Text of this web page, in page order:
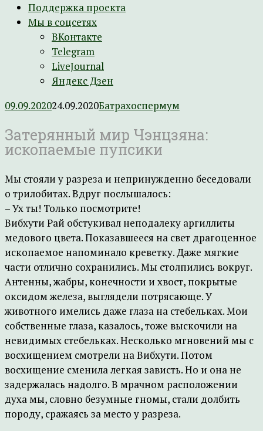
Поддержка проекта
Мы в соцсетях
ВКонтакте
Telegram
LiveJournal
Яндекс Дзен
09.09.202024.09.2020Батрахоспермум
Затерянный мир Чэнцзяна:
ископаемые пупсики
Мы стояли у разреза и непринужденно беседовали
о трилобитах. Вдруг послышалось:
– Ух ты! Только посмотрите!
Вибхути Рай обстукивал неподалеку аргиллиты
медового цвета. Показавшееся на свет драгоценное
ископаемое напоминало креветку. Даже мягкие
части отлично сохранились. Мы столпились вокруг.
Антенны, жабры, конечности и хвост, покрытые
оксидом железа, выглядели потрясающе. У
животного имелись даже глаза на стебельках. Мои
собственные глаза, казалось, тоже выскочили на
невидимых стебельках. Несколько мгновений мы с
восхищением смотрели на Вибхути. Потом
восхищение сменила легкая зависть. Но и она не
задержалась надолго. В мрачном расположении
духа мы, словно безумные гномы, стали долбить
породу, сражаясь за место у разреза.